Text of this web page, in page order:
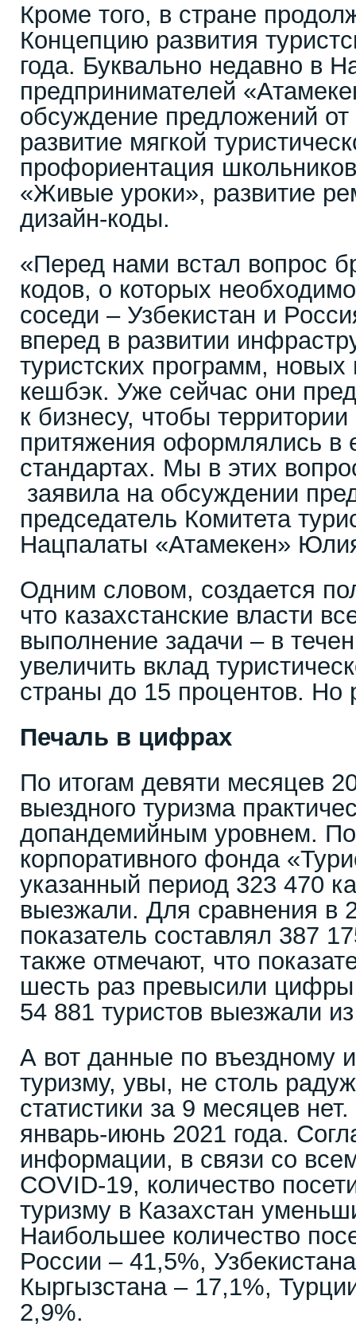
Кроме того, в стране
Концепцию развития
года. Буквально недавно в
предпринимателей
обсуждение предложений
развитие мягкой
профориентация
«Живые уроки», развитие
дизайн-коды.
«Перед нами встал вопрос
кодов, о которых
соседи – Узбекистан и
вперед в развитии
туристских программ, новых
кешбэк. Уже сейчас они
к бизнесу, чтобы
притяжения оформлялись в
стандартах. Мы в этих
заявила на обсуждении
председатель Комитета
Нацпалаты «Атамекен»
Одним словом, создается
что казахстанские власти
выполнение задачи – в
увеличить вклад
страны до 15 процентов. Но
Печаль в цифрах
По итогам девяти месяцев
выездного туризма
допандемийным уровнем.
корпоративного фонда
указанный период 323 470
выезжали. Для сравнения в
показатель составлял 387
также отмечают, что
шесть раз превысили цифры
54 881 туристов выезжали
А вот данные по въездному
туризму, увы, не столь
статистики за 9 месяцев
январь-июнь 2021 года.
информации, в связи со
COVID-19, количество
туризму в Казахстан
Наибольшее количество
России – 41,5%,
Кыргызстана – 17,1%,
2,9%.